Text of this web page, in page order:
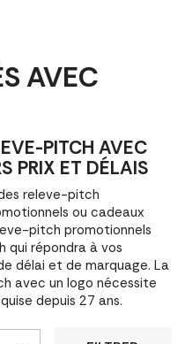
AVEC
PITCH AVEC
PRIX ET DÉLAIS
releve-pitch
ou cadeaux
pitch promotionnels
qui répondra à vos
délai et de marquage. La
avec un logo nécessite
depuis 27 ans.